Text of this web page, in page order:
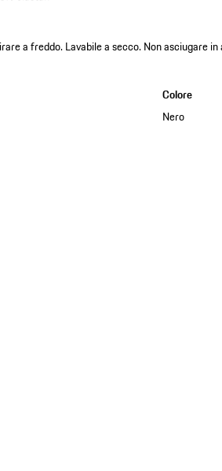
a freddo. Lavabile a secco. Non asciugare
Colore
Nero